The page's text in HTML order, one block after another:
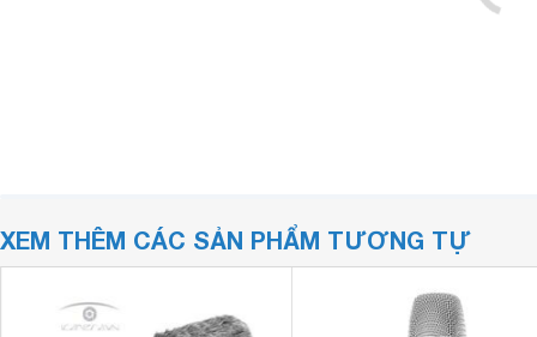
XEM THÊM CÁC SẢN PHẨM TƯƠNG TỰ